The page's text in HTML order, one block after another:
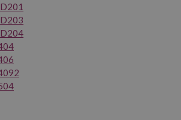
D204